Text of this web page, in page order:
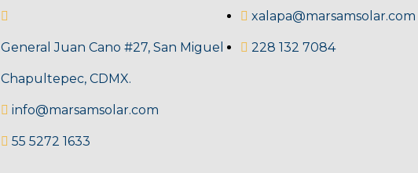
General Juan Cano #27, San Miguel
Chapultepec, CDMX.
info@marsamsolar.com
55 5272 1633
xalapa@marsamsolar.com
228 132 7084